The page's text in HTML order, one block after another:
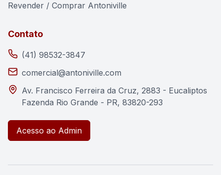
Revender / Comprar Antoniville
Contato
(41) 98532-3847
comercial@antoniville.com
Av. Francisco Ferreira da Cruz, 2883 - Eucaliptos
Fazenda Rio Grande - PR, 83820-293
Acesso ao Admin